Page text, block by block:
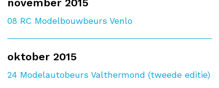
november 2015
08 RC Modelbouwbeurs Venlo
oktober 2015
24 Modelautobeurs Valthermond (tweede editie)